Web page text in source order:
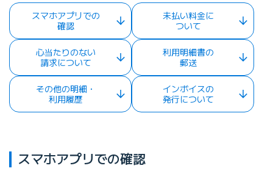
スマホアプリでの
確認
未払い料⾦に
ついて
⼼当たりのない
請求について
利⽤明細書の
郵送
その他の明細・
利⽤履歴
インボイスの
発⾏について
スマホアプリでの確認